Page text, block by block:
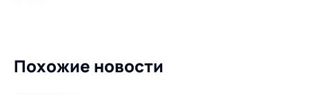
Похожие новости